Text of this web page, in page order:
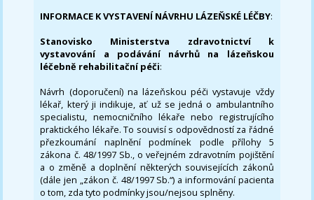
INFORMACE K VYSTAVENÍ NÁVRHU LÁZEŇSKÉ LÉČBY:
Stanovisko Ministerstva zdravotnictví k
vystavování a podávání návrhů na lázeňskou
léčebně rehabilitační péči:
Návrh (doporučení) na lázeňskou péči vystavuje vždy
lékař, který ji indikuje, ať už se jedná o ambulantního
specialistu, nemocničního lékaře nebo registrujícího
praktického lékaře. To souvisí s odpovědností za řádné
přezkoumání naplnění podmínek podle přílohy 5
zákona č. 48/1997 Sb., o veřejném zdravotním pojištění
a o změně a doplnění některých souvisejících zákonů
(dále jen „zákon č. 48/1997 Sb.“) a informování pacienta
o tom, zda tyto podmínky jsou/nejsou splněny.